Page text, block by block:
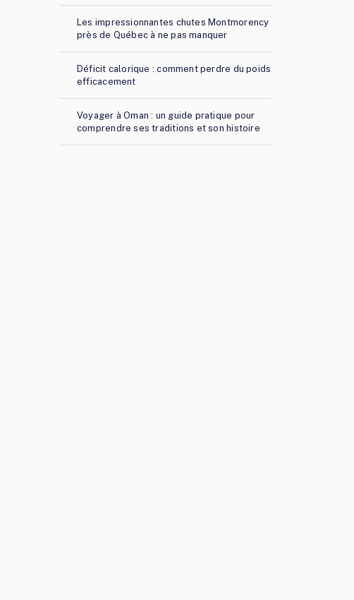
Les impressionnantes chutes Montmorency
près de Québec à ne pas manquer
Déficit calorique : comment perdre du poids
efficacement
Voyager à Oman : un guide pratique pour
comprendre ses traditions et son histoire